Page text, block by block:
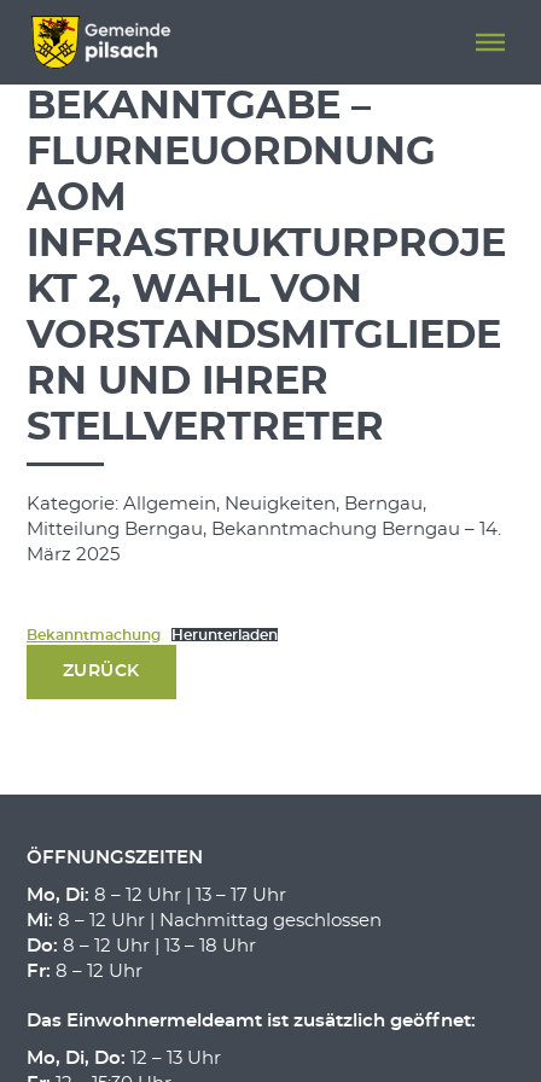
Menü überspringen
Menü überspringen
BEKANNTGABE –
FLURNEUORDNUNG
AOM
INFRASTRUKTURPROJE
KT 2, WAHL VON
VORSTANDSMITGLIEDE
RN UND IHRER
STELLVERTRETER
Kategorie: Allgemein, Neuigkeiten, Berngau,
Mitteilung Berngau, Bekanntmachung Berngau – 14.
März 2025
Bekanntmachung Herunterladen
ZURÜCK
ÖFFNUNGSZEITEN
Mo, Di: 8 – 12 Uhr | 13 – 17 Uhr
Mi: 8 – 12 Uhr | Nachmittag geschlossen
Do: 8 – 12 Uhr | 13 – 18 Uhr
Fr: 8 – 12 Uhr
Das Einwohnermeldeamt ist zusätzlich geöffnet:
Mo, Di, Do: 12 – 13 Uhr